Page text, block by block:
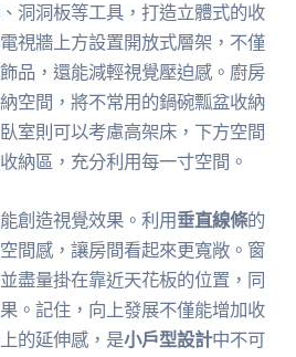
洞洞板等工具，打造立體式的收
視牆上方設置開放式層架，不僅
品，還能減輕視覺壓迫感。廚房
空間，將不常用的鍋碗瓢盆收納
室則可以考慮高架床，下方空間
納區，充分利用每一寸空間。
創造視覺效果。利用垂直線條的
間感，讓房間看起來更寬敞。窗
盡量掛在靠近天花板的位置，同
。記住，向上發展不僅能增加收
的延伸感，是小戶型設計中不可